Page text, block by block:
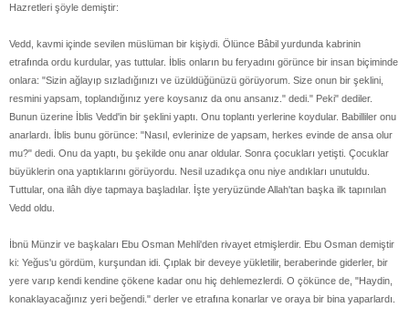
Hazretleri şöyle demiştir:
Vedd, kavmi içinde sevilen müslüman bir kişiydi. Ölünce Bâbil yurdunda kabrinin
etrafında ordu kurdular, yas tuttular. İblis onların bu feryadını görünce bir insan biçiminde
onlara: "Sizin ağlayıp sızladığınızı ve üzüldüğünüzü görüyorum. Size onun bir şeklini,
resmini yapsam, toplandığınız yere koysanız da onu ansanız." dedi." Peki" dediler.
Bunun üzerine İblis Vedd'in bir şeklini yaptı. Onu toplantı yerlerine koydular. Babilliler onu
anarlardı. İblis bunu görünce: "Nasıl, evlerinize de yapsam, herkes evinde de ansa olur
mu?" dedi. Onu da yaptı, bu şekilde onu anar oldular. Sonra çocukları yetişti. Çocuklar
büyüklerin ona yaptıklarını görüyordu. Nesil uzadıkça onu niye andıkları unutuldu.
Tuttular, ona ilâh diye tapmaya başladılar. İşte yeryüzünde Allah'tan başka ilk tapınılan
Vedd oldu.
İbnü Münzir ve başkaları Ebu Osman Mehli'den rivayet etmişlerdir. Ebu Osman demiştir
ki: Yeğus'u gördüm, kurşundan idi. Çıplak bir deveye yükletilir, beraberinde giderler, bir
yere varıp kendi kendine çökene kadar onu hiç dehlemezlerdi. O çökünce de, "Haydin,
konaklayacağınız yeri beğendi." derler ve etrafına konarlar ve oraya bir bina yaparlardı.